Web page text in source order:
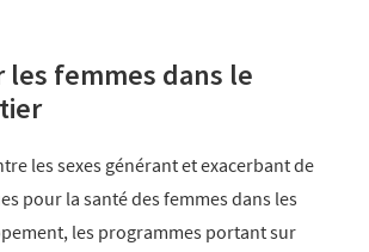
les femmes dans le
les sexes générant et exacerbant de
pour la santé des femmes dans les
les programmes portant sur